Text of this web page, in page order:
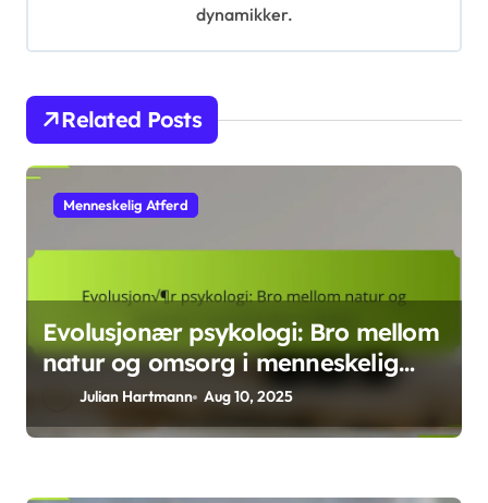
dynamikker.
Related Posts
Menneskelig Atferd
Evolusjonær psykologi: Bro mellom
natur og omsorg i menneskelig
utvikling
Julian Hartmann Aug 10, 2025